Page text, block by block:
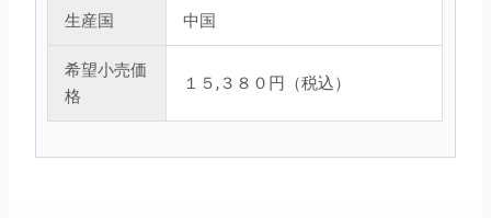
生産国 中国
希望小売価
格
１５,３８０円（税込）